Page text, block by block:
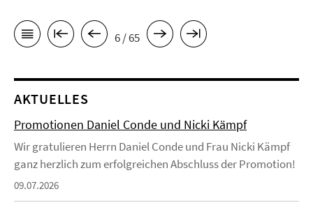
6 / 65
AKTUELLES
Promotionen Daniel Conde und Nicki Kämpf
Wir gratulieren Herrn Daniel Conde und Frau Nicki Kämpf
ganz herzlich zum erfolgreichen Abschluss der Promotion!
09.07.2026